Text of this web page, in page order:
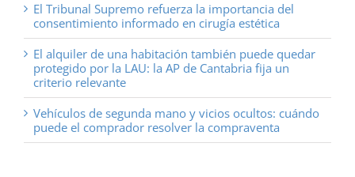
El Tribunal Supremo refuerza la importancia del
consentimiento informado en cirugía estética
El alquiler de una habitación también puede quedar
protegido por la LAU: la AP de Cantabria fija un
criterio relevante
Vehículos de segunda mano y vicios ocultos: cuándo
puede el comprador resolver la compraventa